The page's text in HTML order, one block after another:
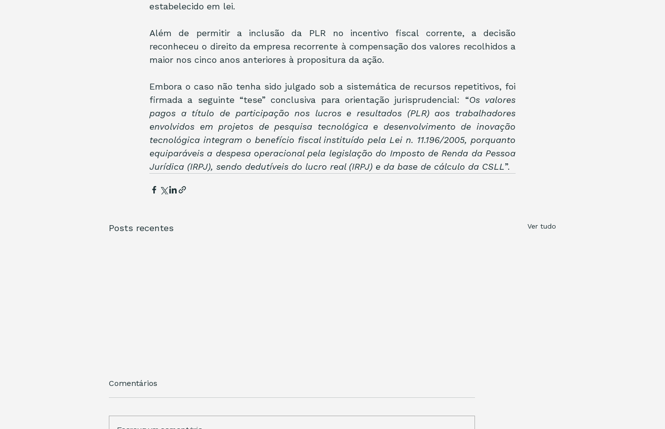
estabelecido em lei.
Além de permitir a inclusão da PLR no incentivo fiscal corrente, a decisão
reconheceu o direito da empresa recorrente à compensação dos valores recolhidos a
maior nos cinco anos anteriores à propositura da ação.
Embora o caso não tenha sido julgado sob a sistemática de recursos repetitivos, foi
firmada a seguinte “tese” conclusiva para orientação jurisprudencial: “Os valores
pagos a título de participação nos lucros e resultados (PLR) aos trabalhadores
envolvidos em projetos de pesquisa tecnológica e desenvolvimento de inovação
tecnológica integram o benefício fiscal instituído pela Lei n. 11.196/2005, porquanto
equiparáveis a despesa operacional pela legislação do Imposto de Renda da Pessoa
Jurídica (IRPJ), sendo dedutíveis do lucro real (IRPJ) e da base de cálculo da CSLL”.
Posts recentes Ver tudo
Comentários